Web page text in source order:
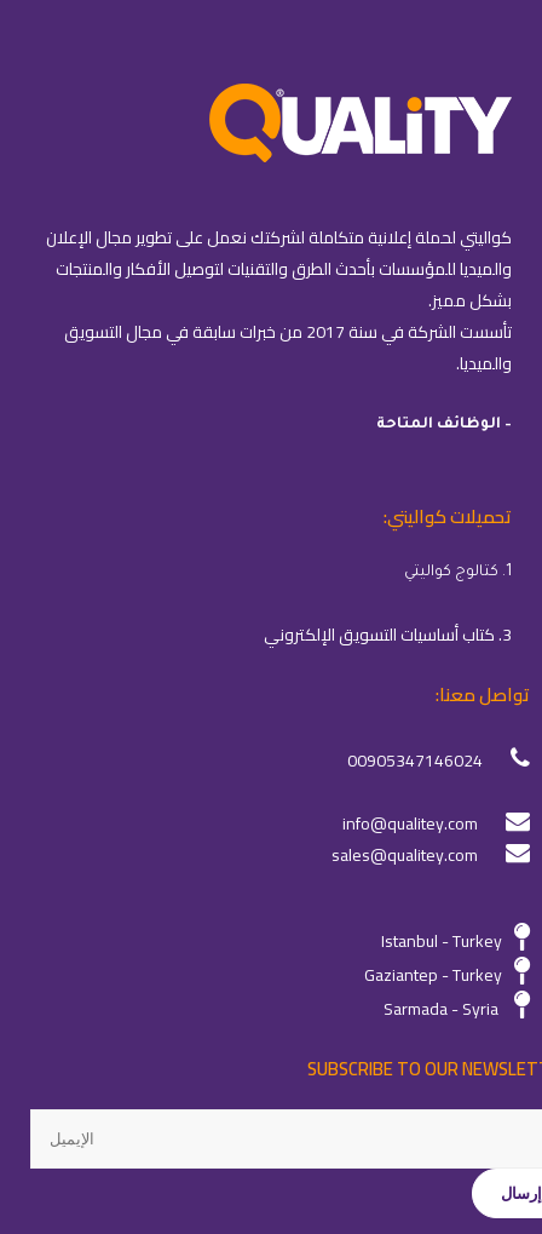
كواليتي لحملة إعلانية متكاملة لشركتك نعمل على تطوير مجال الإعلان
والميديا للمؤسسات بأحدث الطرق والتقنيات لتوصيل الأفكار والمنتجات
بشكل مميز.
تأسست الشركة في سنة 2017 من خبرات سابقة في مجال التسويق
والميديا.
– الوظائف المتاحة
تحميلات كواليتي:
1. كتالوج كواليتي
3. كتاب أساسيات التسويق الإلكتروني
تواصل معنا:
00905347146024
info@qualitey.com
sales@qualitey.com
Istanbul - Turkey
Gaziantep - Turkey
Sarmada - Syria
SUBSCRIBE TO OUR